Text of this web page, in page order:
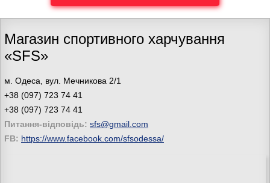
Магазин спортивного харчування
«SFS»
м. Одеса, вул. Мечникова 2/1
+38 (097) 723 74 41
+38 (097) 723 74 41
Питання-відповідь: sfs@gmail.com
FB: https://www.facebook.com/sfsodessa/